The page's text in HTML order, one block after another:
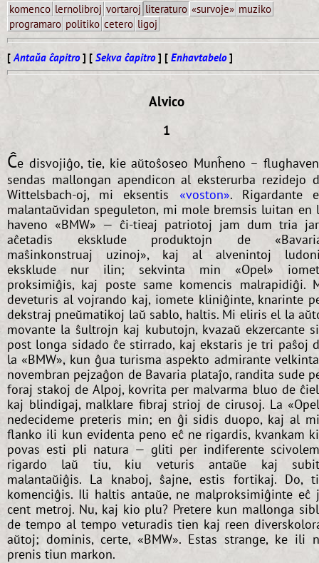
komenco lernolibroj vortaroj literaturo «survoje» muziko
programaro politiko cetero ligoj
[ Antaŭa ĉapitro] [ Sekva ĉapitro] [ Enhavtabelo]
Alvico
1
Ĉe disvojiĝo, tie, kie aŭtoŝoseo Munĥeno –
sendas mallongan apendicon al eksterurba rezidejo
Wittelsbach-oj, mi eksentis «voston». Rigardante
malantaŭvidan speguleton, mi mole bremsis luitan en
haveno «BMW» — ĉi-tieaj patriotoj jam dum tria
aĉetadis eksklude produktojn de
maŝinkonstruaj uzinoj», kaj al alvenintoj
eksklude nur ilin; sekvinta min «Opel»
proksimiĝis, kaj poste same komencis malrapidiĝi.
deveturis al vojrando kaj, iomete kliniĝinte, knarinte
dekstraj pneŭmatikoj laŭ sablo, haltis. Mi eliris el la
movante la ŝultrojn kaj kubutojn, kvazaŭ ekzercante
post longa sidado ĉe stirrado, kaj ekstaris je tri paŝoj
la «BMW», kun ĝua turisma aspekto admirante
novembran pejzaĝon de Bavaria plataĵo, randita sude
foraj stakoj de Alpoj, kovrita per malvarma bluo de
kaj blindigaj, malklare fibraj strioj de cirusoj. La
nedecideme preteris min; en ĝi sidis duopo, kaj al
flanko ili kun evidenta peno eĉ ne rigardis, kvankam
povas esti pli natura — gliti per indiferente
rigardo laŭ tiu, kiu veturis antaŭe kaj
malantaŭiĝis. La knaboj, ŝajne, estis fortikaj. Do,
komenciĝis. Ili haltis antaŭe, ne malproksimiĝinte eĉ
cent metroj. Nu, kaj kio plu? Pretere kun mallonga
de tempo al tempo veturadis tien kaj reen
aŭtoj; dominis, certe, «BMW». Estas strange, ke ili
prenis tiun markon.